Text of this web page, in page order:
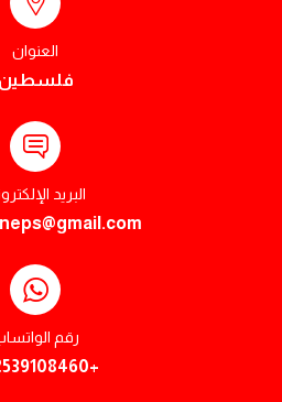
العنوان
فلسطين
البريد
رقم
+972539108460